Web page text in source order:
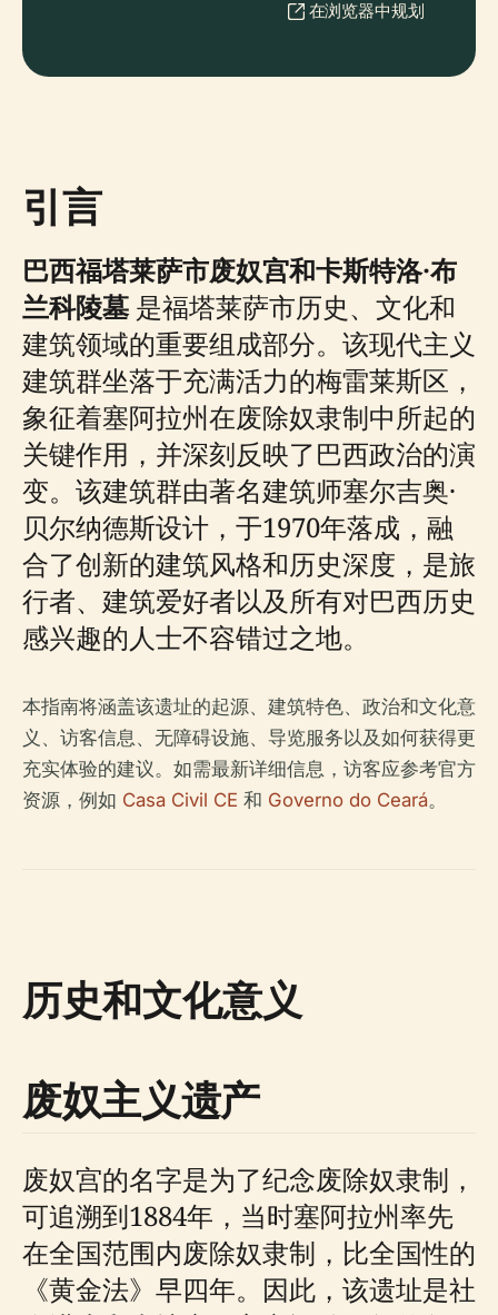
在浏览器中规划
引言
巴西福塔莱萨市废奴宫和卡斯特洛·布
兰科陵墓是福塔莱萨市历史、文化和
建筑领域的重要组成部分。该现代主义
建筑群坐落于充满活力的梅雷莱斯区，
象征着塞阿拉州在废除奴隶制中所起的
关键作用，并深刻反映了巴西政治的演
变。该建筑群由著名建筑师塞尔吉奥·
贝尔纳德斯设计，于1970年落成，融
合了创新的建筑风格和历史深度，是旅
行者、建筑爱好者以及所有对巴西历史
感兴趣的人士不容错过之地。
本指南将涵盖该遗址的起源、建筑特色、政治和文化意
义、访客信息、无障碍设施、导览服务以及如何获得更
充实体验的建议。如需最新详细信息，访客应参考官方
资源，例如 Casa Civil CE 和 Governo do Ceará。
历史和文化意义
废奴主义遗产
废奴宫的名字是为了纪念废除奴隶制，
可追溯到1884年，当时塞阿拉州率先
在全国范围内废除奴隶制，比全国性的
《黄金法》早四年。因此，该遗址是社